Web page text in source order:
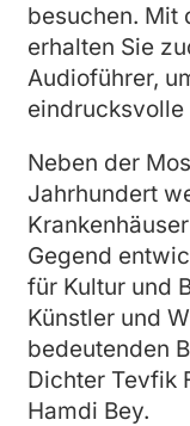
besuchen. Mit
erhalten Sie
Audioführer,
eindrucksvolle
Neben der
Jahrhundert
Gegend
für Kultur und
Künstler und
bedeutenden
Dichter Tevfik
Hamdi Bey.